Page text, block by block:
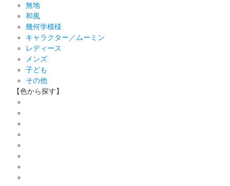
無地
和風
幾何学模様
キャラクター／ムーミン
レディース
メンズ
子ども
その他
【色から探す】